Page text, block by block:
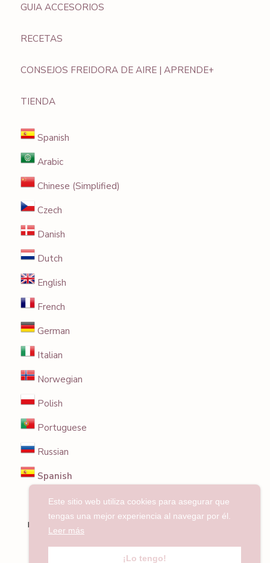
GUIA ACCESORIOS
RECETAS
CONSEJOS FREIDORA DE AIRE | APRENDE+
TIENDA
Spanish
Arabic
Chinese (Simplified)
Czech
Danish
Dutch
English
French
German
Italian
Norwegian
Polish
Portuguese
Russian
Spanish
© 2025 Entrecuencos. Recetas, consejos y
recomendaciones para freidoras de aire. Todo el
Este sitio web utiliza cookies para asegurar que
tengas una mejor experiencia al navegar por él.
Leer más
¡Lo tengo!